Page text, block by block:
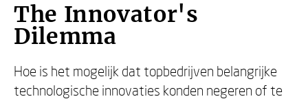
The Innovator's
Dilemma
Hoe is het mogelijk dat topbedrijven belangrijke
technologische innovaties konden negeren of te